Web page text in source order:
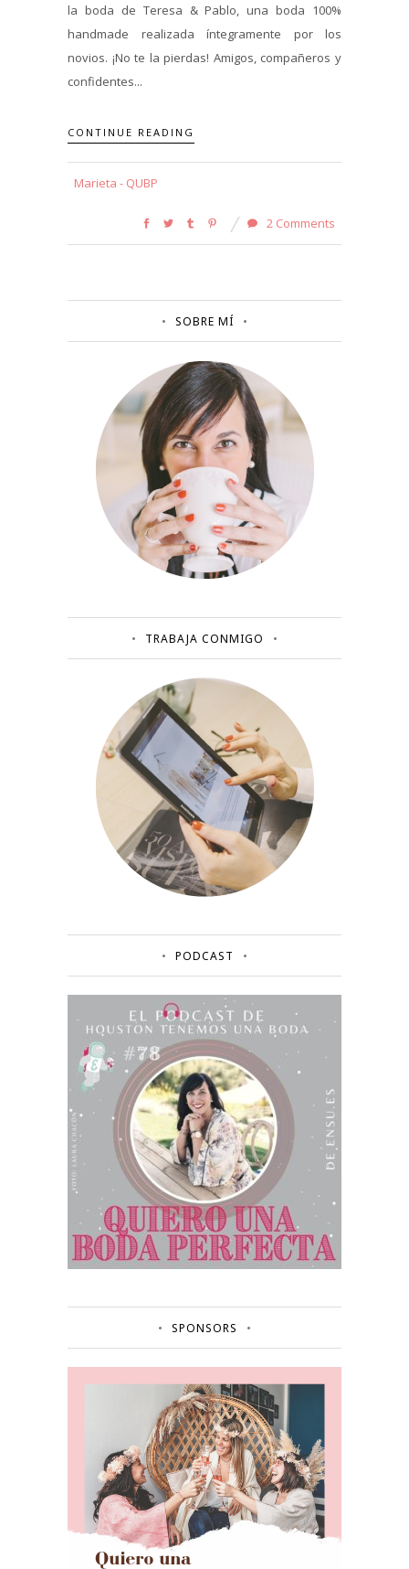
la boda de Teresa & Pablo, una boda 100%
handmade realizada íntegramente por los
novios. ¡No te la pierdas! Amigos, compañeros y
confidentes...
CONTINUE READING
Marieta - QUBP
2 Comments
SOBRE MÍ
TRABAJA CONMIGO
PODCAST
SPONSORS